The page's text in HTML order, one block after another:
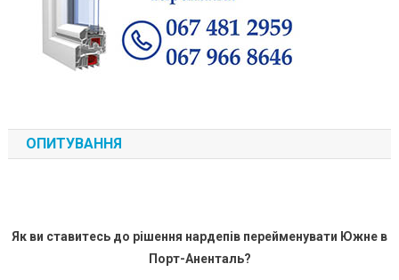
ОПИТУВАННЯ
Як ви ставитесь до рішення нардепів перейменувати Южне в
Порт-Аненталь?